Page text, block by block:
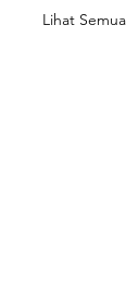
Lihat Semua